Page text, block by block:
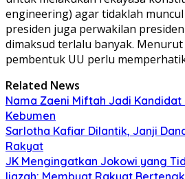
engineering) agar tidaklah
presiden juga perwakilan
dimaksud terlalu banyak.
pembentuk UU perlu
Related News
Nama Zaeni Miftah Jadi Kandidat
Kebumen
Sarlotha Kafiar Dilantik, Janji
Rakyat
JK Mengingatkan Jokowi yang
Ijazah: Membuat Rakyat